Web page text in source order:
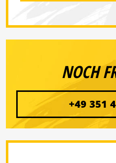
NOCH
+49 351